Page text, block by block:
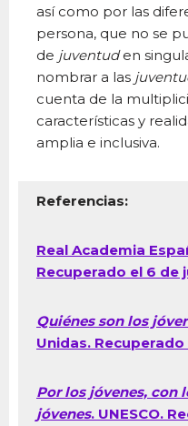
así como por las
persona, que no se
de juventuden
nombrar a las
cuenta de la
características y
amplia e inclusiva.
Referencias:
Real Academia
Recuperado el 6 de
Quiénes son los
Unidas.
Por los jóvenes, con
jóvenes. UNESCO.